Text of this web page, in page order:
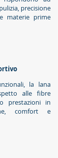
precisione
materie prime
la lana
alle fibre
prestazioni in
comfort e